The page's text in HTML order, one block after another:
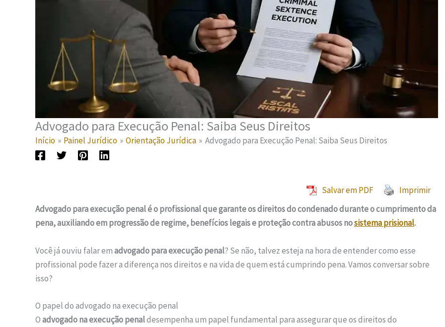
Advogado para Execução Penal: Saiba Seus Direitos
Início Painel Jurídico Orientação Jurídica Advogado para Execução Penal: Saiba Seus Direitos
Salvar em PDF
Imprimir
Advogado para execução penal é o profissional que garante os direitos do condenado durante o cumprimento da
pena, auxiliando em progressão de regime, benefícios legais e proteção contra abusos nosistema prisional.
Você já ouviu falar emadvogado para execução penal? Se não, talvez esteja na hora de entender como esse
profissional pode fazer a diferença nos direitos e na vida de quem está cumprindo pena. Vamos conversar sobre
isso?
O papel do advogado na execução penal
Oadvogado na execução penaldesempenha um papel fundamental para assegurar que os direitos do